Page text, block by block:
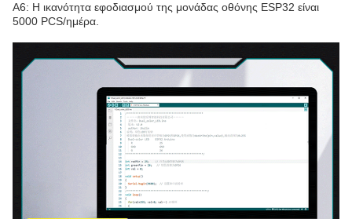
Α6: Η ικανότητα εφοδιασμού της μονάδας οθόνης ESP32 είναι
5000 PCS/ημέρα.